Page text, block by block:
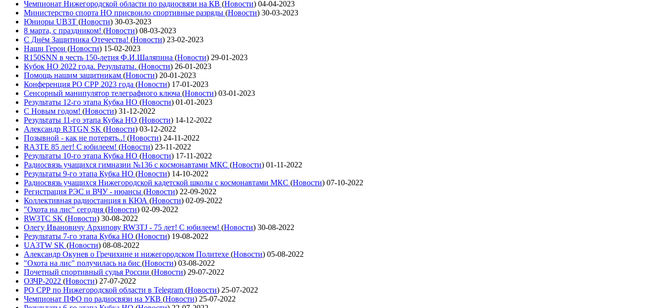
Чемпионат Нижегородской области по радиосвязи на КВ (Новости) 04-04-2023
Министерство спорта НО присвоило спортивные разряды (Новости) 30-03-2023
Юниоры UB3T (Новости) 30-03-2023
8 марта, с праздником! (Новости) 08-03-2023
С Днём Защитника Отечества! (Новости) 23-02-2023
Наши Герои (Новости) 15-02-2023
R150SNN в честь 150-летия Ф.И.Шаляпина (Новости) 29-01-2023
Кубок НО 2022 года. Результаты. (Новости) 26-01-2023
Помощь нашим защитникам (Новости) 20-01-2023
Конференция РО СРР 2023 года (Новости) 17-01-2023
Сенсорный манипулятор телеграфного ключа (Новости) 03-01-2023
Результаты 12-го этапа Кубка НО (Новости) 01-01-2023
С Новым годом! (Новости) 31-12-2022
Результаты 11-го этапа Кубка НО (Новости) 14-12-2022
Александр R3TGN SK (Новости) 03-12-2022
Позывной - как не потерять..! (Новости) 24-11-2022
RA3TE 85 лет! С юбилеем! (Новости) 23-11-2022
Результаты 10-го этапа Кубка НО (Новости) 17-11-2022
Радиосвязь учащихся гимназии №136 с космонавтами МКС (Новости) 01-11-2022
Результаты 9-го этапа Кубка НО (Новости) 14-10-2022
Радиосвязь учащихся Нижегородской кадетской школы с космонавтами МКС (Новости) 07-10-2022
Регистрация РЭС и ВЧУ - нюансы (Новости) 22-09-2022
Коллективная радиостанция в КЮА (Новости) 02-09-2022
"Охота на лис" сегодня (Новости) 02-09-2022
RW3TC SK (Новости) 30-08-2022
Олегу Ивановичу Архипову RW3TJ - 75 лет! С юбилеем! (Новости) 30-08-2022
Результаты 7-го этапа Кубка НО (Новости) 19-08-2022
UA3TW SK (Новости) 08-08-2022
Александр Окунев о Гречихине и нижегородском Политехе (Новости) 05-08-2022
"Охота на лис" получилась на бис (Новости) 03-08-2022
Почетный спортивный судья России (Новости) 29-07-2022
ОЗЧР-2022 (Новости) 27-07-2022
РО СРР по Нижегородской области в Telegram (Новости) 25-07-2022
Чемпионат ПФО по радиосвязи на УКВ (Новости) 25-07-2022